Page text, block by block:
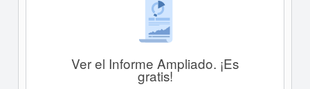
Ver el Informe Ampliado. ¡Es
gratis!